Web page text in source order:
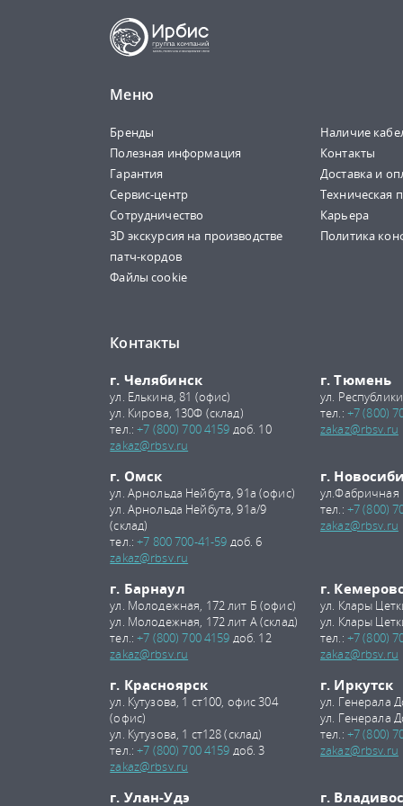
Меню
Бренды
Наличие
Полезная информация
Контакты
Гарантия
Доставка и
Сервис-центр
Техническая
Сотрудничество
Карьера
3D экскурсия на производстве
патч-кордов
Политика
Файлы cookie
Контакты
г. Челябинск
ул. Елькина, 81 (офис)
ул. Кирова, 130Ф (склад)
тел.:+7 (800) 700 4159 доб. 10
zakaz@rbsv.ru
г. Тюмень
ул.
тел.: +7 (800)
zakaz@rbsv.ru
г. Омск
ул. Арнольда Нейбута, 91а (офис)
ул. Арнольда Нейбута, 91а/9
(склад)
тел.:+7 800 700-41-59 доб. 6
zakaz@rbsv.ru
г.
ул.Фабричная
тел.: +7 (800)
zakaz@rbsv.ru
г. Барнаул
ул. Молодежная, 172 лит Б (офис)
ул. Молодежная, 172 лит А (склад)
тел.:+7 (800) 700 4159 доб. 12
zakaz@rbsv.ru
г.
ул. Клары
ул. Клары
тел.: +7 (800)
zakaz@rbsv.ru
г. Красноярск
ул. Кутузова, 1 ст100, офис 304
(офис)
ул. Кутузова, 1 ст128 (склад)
тел.:+7 (800) 700 4159 доб. 3
zakaz@rbsv.ru
г. Иркутск
ул. Генерала
ул. Генерала
тел.: +7 (800)
zakaz@rbsv.ru
г. Улан-Удэ г.